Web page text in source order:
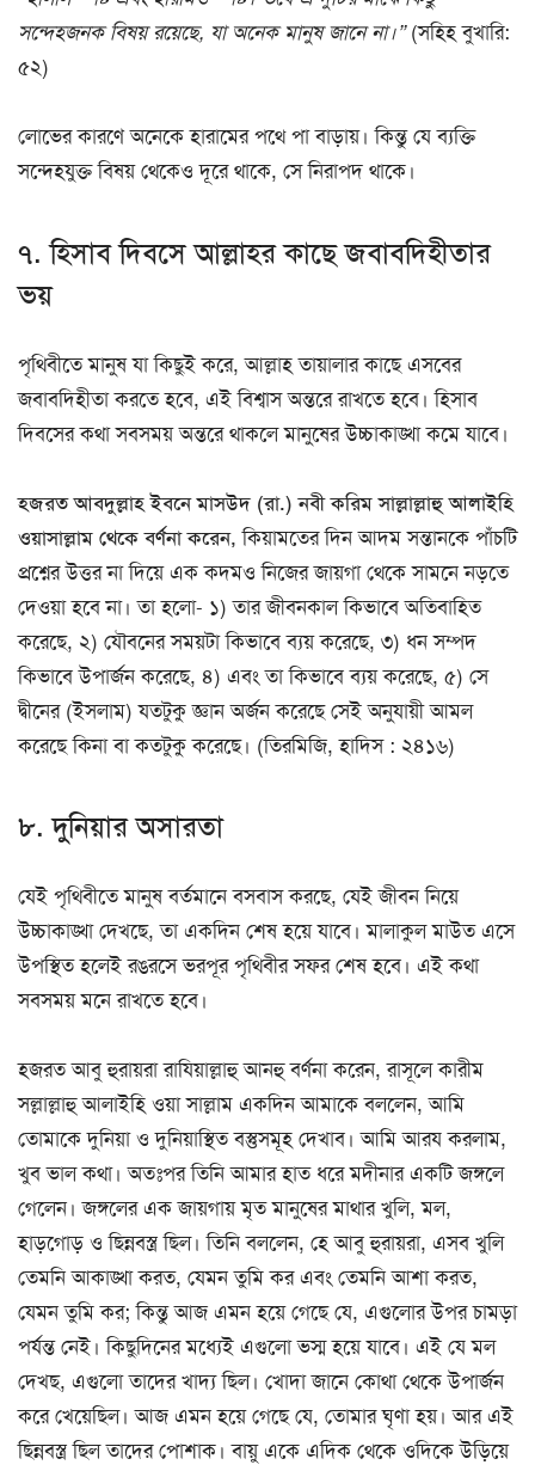
সন্দেহজনক বিষয় রয়েছে, যা অনেক মানুষ জানে না।”(সহিহ বুখারি:
৫২)
লোভের কারণে অনেকে হারামের পথে পা বাড়ায়। কিন্তু যে ব্যক্তি
সন্দেহযুক্ত বিষয় থেকেও দূরে থাকে, সে নিরাপদ থাকে।
৭. হিসাব দিবসে আল্লাহর কাছে জবাবদিহীতার
ভয়
পৃথিবীতে মানুষ যা কিছুই করে, আল্লাহ তায়ালার কাছে এসবের
জবাবদিহীতা করতে হবে, এই বিশ্বাস অন্তরে রাখতে হবে। হিসাব
দিবসের কথা সবসময় অন্তরে থাকলে মানুষের উচ্চাকাঙ্খা কমে যাবে।
হজরত আবদুল্লাহ ইবনে মাসউদ (রা.) নবী করিম সাল্লাল্লাহু আলাইহি
ওয়াসাল্লাম থেকে বর্ণনা করেন, কিয়ামতের দিন আদম সন্তানকে পাঁচটি
প্রশ্নের উত্তর না দিয়ে এক কদমও নিজের জায়গা থেকে সামনে নড়তে
দেওয়া হবে না। তা হলো- ১) তার জীবনকাল কিভাবে অতিবাহিত
করেছে, ২) যৌবনের সময়টা কিভাবে ব্যয় করেছে, ৩) ধন সম্পদ
কিভাবে উপার্জন করেছে, ৪) এবং তা কিভাবে ব্যয় করেছে, ৫) সে
দ্বীনের (ইসলাম) যতটুকু জ্ঞান অর্জন করেছে সেই অনুযায়ী আমল
করেছে কিনা বা কতটুকু করেছে। (তিরমিজি, হাদিস : ২৪১৬)
৮. দুনিয়ার অসারতা
যেই পৃথিবীতে মানুষ বর্তমানে বসবাস করছে, যেই জীবন নিয়ে
উচ্চাকাঙ্খা দেখছে, তা একদিন শেষ হয়ে যাবে। মালাকুল মাউত এসে
উপস্থিত হলেই রঙরসে ভরপূর পৃথিবীর সফর শেষ হবে। এই কথা
সবসময় মনে রাখতে হবে।
হজরত আবু হুরায়রা রাযিয়াল্লাহু আনহু বর্ণনা করেন, রাসূলে কারীম
সল্লাল্লাহু আলাইহি ওয়া সাল্লাম একদিন আমাকে বললেন, আমি
তোমাকে দুনিয়া ও দুনিয়াস্থিত বস্তুসমূহ দেখাব। আমি আরয করলাম,
খুব ভাল কথা। অতঃপর তিনি আমার হাত ধরে মদীনার একটি জঙ্গলে
গেলেন। জঙ্গলের এক জায়গায় মৃত মানুষের মাথার খুলি, মল,
হাড়গোড় ও ছিন্নবস্ত্র ছিল। তিনি বললেন, হে আবু হুরায়রা, এসব খুলি
তেমনি আকাঙ্খা করত, যেমন তুমি কর এবং তেমনি আশা করত,
যেমন তুমি কর; কিন্তু আজ এমন হয়ে গেছে যে, এগুলোর উপর চামড়া
পর্যন্ত নেই। কিছুদিনের মধ্যেই এগুলো ভস্ম হয়ে যাবে। এই যে মল
দেখছ, এগুলো তাদের খাদ্য ছিল। খোদা জানে কোথা থেকে উপার্জন
করে খেয়েছিল। আজ এমন হয়ে গেছে যে, তোমার ঘৃণা হয়। আর এই
ছিন্নবস্ত্র ছিল তাদের পোশাক। বায়ু একে এদিক থেকে ওদিকে উড়িয়ে